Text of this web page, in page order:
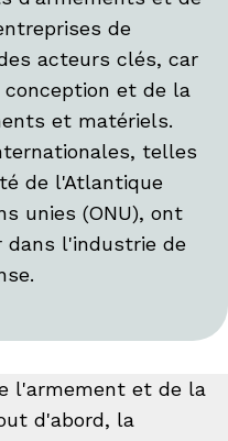
de
acteurs clés, car
et de la
et matériels.
telles
de l'Atlantique
unies (ONU), ont
dans l'industrie de
l'armement et de la
d'abord, la